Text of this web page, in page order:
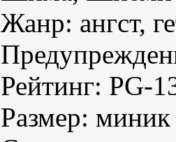
Жанр: ангст,
Рейтинг: PG-
Размер: миник